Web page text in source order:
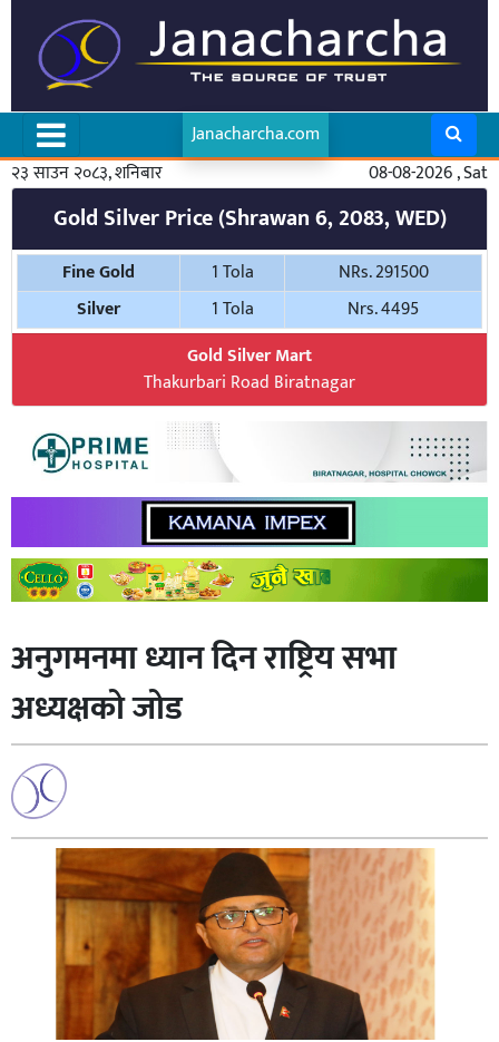
Janacharcha.com
२३ साउन २०८३, शनिबार
08-08-2026 , Sat
Gold Silver Price (Shrawan 6, 2083, WED)
Fine Gold 1 Tola
NRs. 291500
Silver
1 Tola
Nrs. 4495
Gold Silver Mart
Thakurbari Road Biratnagar
अनुगमनमा ध्यान दिन राष्ट्रिय सभा
अध्यक्षको जोड